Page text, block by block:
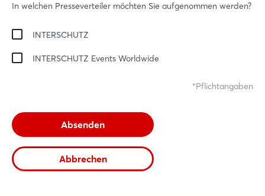
In welchen Presseverteiler möchten Sie aufgenommen werden?
INTERSCHUTZ
INTERSCHUTZ Events Worldwide
Pflichtangaben
Absenden
Abbrechen
Einloggen
Passwort vergessen?